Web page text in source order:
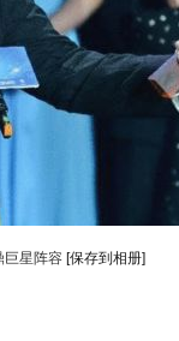
巨星阵容 [保存到相册]